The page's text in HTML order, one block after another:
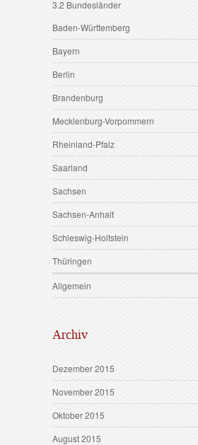
3.2 Bundesländer
Baden-Württemberg
Bayern
Berlin
Brandenburg
Mecklenburg-Vorpommern
Rheinland-Pfalz
Saarland
Sachsen
Sachsen-Anhalt
Schleswig-Holtstein
Thüringen
Allgemein
Archiv
Dezember 2015
November 2015
Oktober 2015
August 2015